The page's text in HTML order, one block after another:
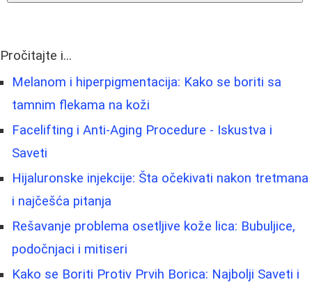
Pročitajte i...
Melanom i hiperpigmentacija: Kako se boriti sa
tamnim flekama na koži
Facelifting i Anti-Aging Procedure - Iskustva i
Saveti
Hijaluronske injekcije: Šta očekivati nakon tretmana
i najčešća pitanja
Rešavanje problema osetljive kože lica: Bubuljice,
podočnjaci i mitiseri
Kako se Boriti Protiv Prvih Borica: Najbolji Saveti i